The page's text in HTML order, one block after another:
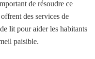
de résoudre ce
des services de
lit pour aider les habitants
paisible.